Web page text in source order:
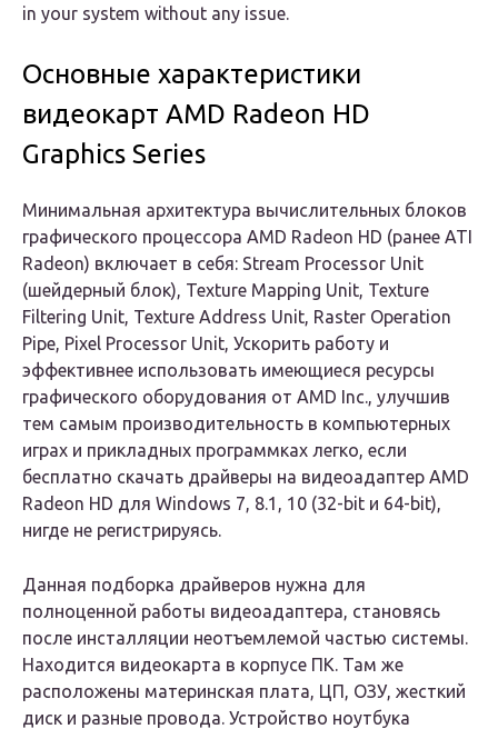
in your system without any issue.
Основные характеристики
видеокарт AMD Radeon HD
Graphics Series
Минимальная архитектура вычислительных блоков
графического процессора AMD Radeon HD (ранее ATI
Radeon) включает в себя: Stream Processor Unit
(шейдерный блок), Texture Mapping Unit, Texture
Filtering Unit, Texture Address Unit, Raster Operation
Pipe, Pixel Processor Unit, Ускорить работу и
эффективнее использовать имеющиеся ресурсы
графического оборудования от AMD Inc., улучшив
тем самым производительность в компьютерных
играх и прикладных программках легко, если
бесплатно скачать драйверы на видеоадаптер AMD
Radeon HD для Windows 7, 8.1, 10 (32-bit и 64-bit),
нигде не регистрируясь.
Данная подборка драйверов нужна для
полноценной работы видеоадаптера, становясь
после инсталляции неотъемлемой частью системы.
Находится видеокарта в корпусе ПК. Там же
расположены материнская плата, ЦП, ОЗУ, жесткий
диск и разные провода. Устройство ноутбука